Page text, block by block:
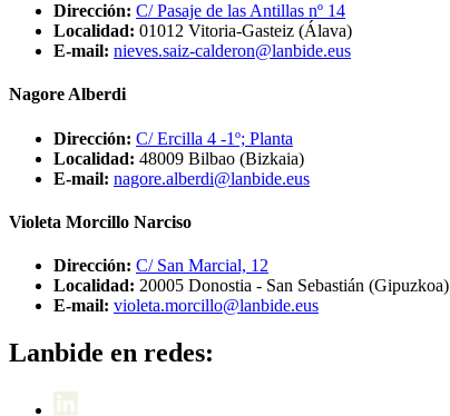
Dirección: C/ Pasaje de las Antillas nº 14
Localidad: 01012 Vitoria-Gasteiz (Álava)
E-mail: nieves.saiz-calderon@lanbide.eus
Nagore Alberdi
Dirección: C/ Ercilla 4 -1º; Planta
Localidad: 48009 Bilbao (Bizkaia)
E-mail: nagore.alberdi@lanbide.eus
Violeta Morcillo Narciso
Dirección: C/ San Marcial, 12
Localidad: 20005 Donostia - San Sebastián (Gipuzkoa)
E-mail: violeta.morcillo@lanbide.eus
Lanbide en redes: